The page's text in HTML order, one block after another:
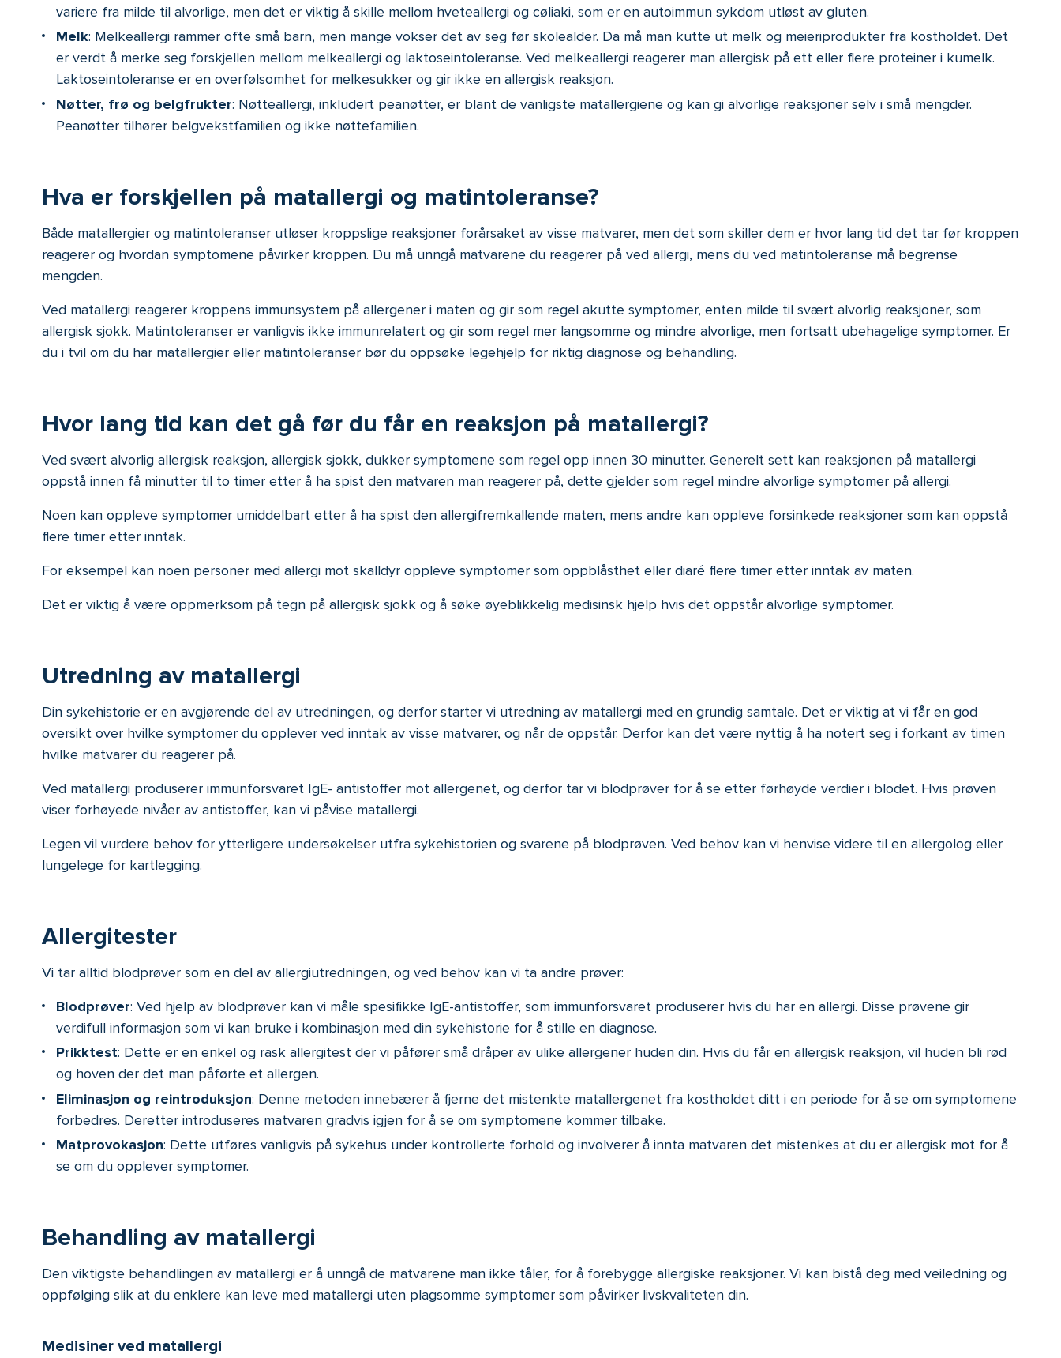
variere fra milde til alvorlige, men det er viktig å skille mellom hveteallergi og cøliaki, som er en autoimmun sykdom utløst av gluten.
Melk: Melkeallergi rammer ofte små barn, men mange vokser det av seg før skolealder. Da må man kutte ut melk og meieriprodukter fra kostholdet. Det
er verdt å merke seg forskjellen mellom melkeallergi og laktoseintoleranse. Ved melkeallergi reagerer man allergisk på ett eller flere proteiner i kumelk.
Laktoseintoleranse er en overfølsomhet for melkesukker og gir ikke en allergisk reaksjon.
Nøtter, frø og belgfrukter: Nøtteallergi, inkludert peanøtter, er blant de vanligste matallergiene og kan gi alvorlige reaksjoner selv i små mengder.
Peanøtter tilhører belgvekstfamilien og ikke nøttefamilien.
Hva er forskjellen på matallergi og matintoleranse?
Både matallergier og matintoleranser utløser kroppslige reaksjoner forårsaket av visse matvarer, men det som skiller dem er hvor lang tid det tar før kroppen
reagerer og hvordan symptomene påvirker kroppen. Du må unngå matvarene du reagerer på ved allergi, mens du ved matintoleranse må begrense
mengden.
Ved matallergi reagerer kroppens immunsystem på allergener i maten og gir som regel akutte symptomer, enten milde til svært alvorlig reaksjoner, som
allergisk sjokk. Matintoleranser er vanligvis ikke immunrelatert og gir som regel mer langsomme og mindre alvorlige, men fortsatt ubehagelige symptomer. Er
du i tvil om du har matallergier eller matintoleranser bør du oppsøke legehjelp for riktig diagnose og behandling.
Hvor lang tid kan det gå før du får en reaksjon på matallergi?
Ved svært alvorlig allergisk reaksjon, allergisk sjokk, dukker symptomene som regel opp innen 30 minutter. Generelt sett kan reaksjonen på matallergi
oppstå innen få minutter til to timer etter å ha spist den matvaren man reagerer på, dette gjelder som regel mindre alvorlige symptomer på allergi.
Noen kan oppleve symptomer umiddelbart etter å ha spist den allergifremkallende maten, mens andre kan oppleve forsinkede reaksjoner som kan oppstå
flere timer etter inntak.
For eksempel kan noen personer med allergi mot skalldyr oppleve symptomer som oppblåsthet eller diaré flere timer etter inntak av maten.
Det er viktig å være oppmerksom på tegn på allergisk sjokk og å søke øyeblikkelig medisinsk hjelp hvis det oppstår alvorlige symptomer.
Utredning av matallergi
Din sykehistorie er en avgjørende del av utredningen, og derfor starter vi utredning av matallergi med en grundig samtale. Det er viktig at vi får en god
oversikt over hvilke symptomer du opplever ved inntak av visse matvarer, og når de oppstår. Derfor kan det være nyttig å ha notert seg i forkant av timen
hvilke matvarer du reagerer på.
Ved matallergi produserer immunforsvaret IgE- antistoffer mot allergenet, og derfor tar vi blodprøver for å se etter førhøyde verdier i blodet. Hvis prøven
viser forhøyede nivåer av antistoffer, kan vi påvise matallergi.
Legen vil vurdere behov for ytterligere undersøkelser utfra sykehistorien og svarene på blodprøven. Ved behov kan vi henvise videre til en allergolog eller
lungelege for kartlegging.
Allergitester
Vi tar alltid blodprøver som en del av allergiutredningen, og ved behov kan vi ta andre prøver:
Blodprøver: Ved hjelp av blodprøver kan vi måle spesifikke IgE-antistoffer, som immunforsvaret produserer hvis du har en allergi. Disse prøvene gir
verdifull informasjon som vi kan bruke i kombinasjon med din sykehistorie for å stille en diagnose.
Prikktest: Dette er en enkel og rask allergitest der vi påfører små dråper av ulike allergener huden din. Hvis du får en allergisk reaksjon, vil huden bli rød
og hoven der det man påførte et allergen.
Eliminasjon og reintroduksjon: Denne metoden innebærer å fjerne det mistenkte matallergenet fra kostholdet ditt i en periode for å se om symptomene
forbedres. Deretter introduseres matvaren gradvis igjen for å se om symptomene kommer tilbake.
Matprovokasjon: Dette utføres vanligvis på sykehus under kontrollerte forhold og involverer å innta matvaren det mistenkes at du er allergisk mot for å
se om du opplever symptomer.
Behandling av matallergi
Den viktigste behandlingen av matallergi er å unngå de matvarene man ikke tåler, for å forebygge allergiske reaksjoner. Vi kan bistå deg med veiledning og
oppfølging slik at du enklere kan leve med matallergi uten plagsomme symptomer som påvirker livskvaliteten din.
Medisiner ved matallergi